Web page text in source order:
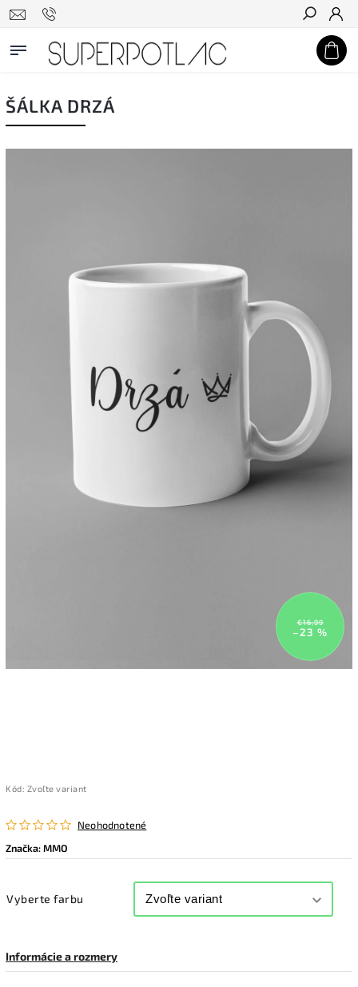
Hľadať
ŠÁLKA DRZÁ
€16,99
–23 %
Kód: Zvoľte variant
Neohodnotené
Značka:MMO
Vyberte farbu
Informácie a rozmery